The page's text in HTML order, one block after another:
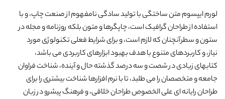
لورم ایپسوم متن ساختگی با تولید سادگی نامفهوم از صنعت چاپ، و با
استفاده از طراحان گرافیک است، چاپگرها و متون بلکه روزنامه و مجله در
ستون و سطرآنچنان که لازم است، و برای شرایط فعلی تکنولوژی مورد
نیاز، و کاربردهای متنوع با هدف بهبود ابزارهای کاربردی می باشد،
کتابهای زیادی در شصت و سه درصد گذشته حال و آینده، شناخت فراوان
جامعه و متخصصان را می طلبد، تا با نرم افزارها شناخت بیشتری را برای
طراحان رایانه ای علی الخصوص طراحان خلاقی، و فرهنگ پیشرو در زبان